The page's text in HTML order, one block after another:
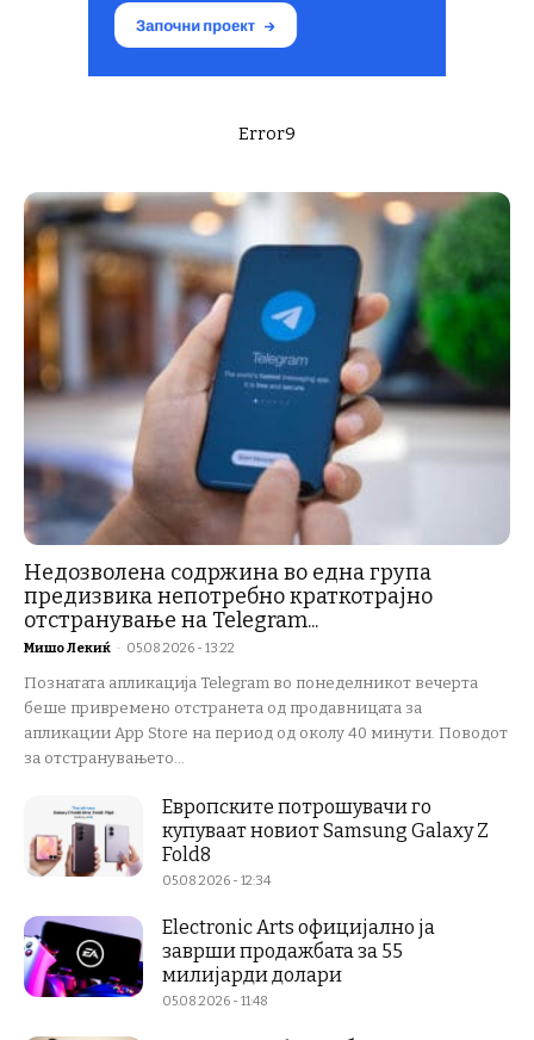
Error9
Недозволена содржина во една група
предизвика непотребно краткотрајно
отстранување на Telegram...
Мишо Лекиќ - 05.08.2026 - 13:22
Познатата апликација Telegram во понеделникот вечерта
беше привремено отстранета од продавницата за
апликации App Store на период од околу 40 минути. Поводот
за отстранувањето...
Европските потрошувачи го
купуваат новиот Samsung Galaxy Z
Fold8
05.08.2026 - 12:34
Electronic Arts официјално ја
заврши продажбата за 55
милијарди долари
05.08.2026 - 11:48